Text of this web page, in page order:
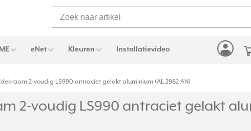
eNet Kleuren Installatievideo
2-voudig LS990 antraciet gelakt aluminium (AL 2982 AN)
2-voudig LS990 antraciet gelakt